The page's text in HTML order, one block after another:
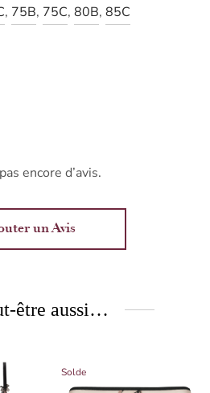
, 75B, 75C, 80B, 85C
encore d’avis.
un Avis
être aussi…
Solde